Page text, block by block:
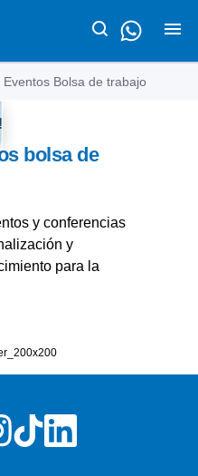
Eventos Bolsa de trabajo
bolsa de
y conferencias
y
para la